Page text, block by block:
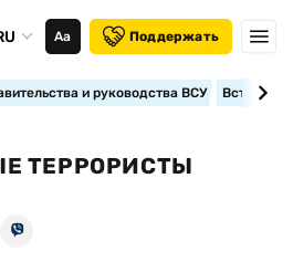
Аа Поддержать
и руководства ВСУ
ТЕРРОРИСТЫ